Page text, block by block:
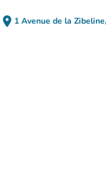
place 1 Avenue de la